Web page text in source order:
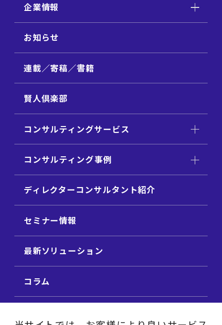
企業情報
お知らせ
連載／寄稿／書籍
賢人倶楽部
コンサルティングサービス
コンサルティング事例
ディレクターコンサルタント紹介
セミナー情報
最新ソリューション
コラム